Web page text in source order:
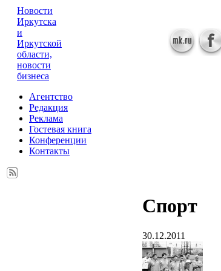
Новости
Иркутска
и
Иркутской
области,
новости
бизнеса
Агентство
Редакция
Реклама
Гостевая книга
Конференции
Контакты
Спорт
30.12.2011